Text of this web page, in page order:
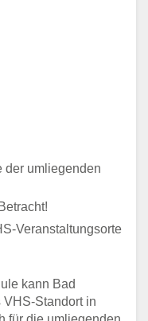
der umliegenden
Veranstaltungsorte
kann Bad
Standort in